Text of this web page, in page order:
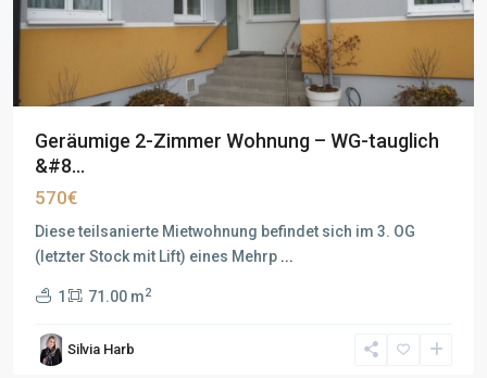
Geräumige 2-Zimmer Wohnung – WG-tauglich
&#8...
570€
Diese teilsanierte Mietwohnung befindet sich im 3. OG
(letzter Stock mit Lift) eines Mehrp ...
1 71.00 m2
Silvia Harb